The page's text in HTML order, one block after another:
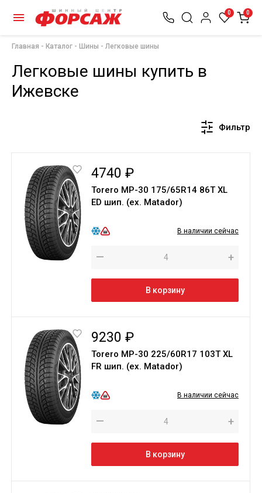
0 0
Главная Каталог Шины Легковые шины
Легковые шины купить в
Ижевске
Фильтр
4740 ₽
Torero МР-30 175/65R14 86T XL
ED шип. (ex. Matador)
В наличии сейчас
— +
В корзину
9230 ₽
Torero МР-30 225/60R17 103T XL
FR шип. (ex. Matador)
В наличии сейчас
— +
В корзину